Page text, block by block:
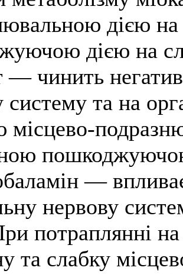
дією
дією на
— чинить
систему та на
місцево-
—
нервову
потраплянні
та слабку